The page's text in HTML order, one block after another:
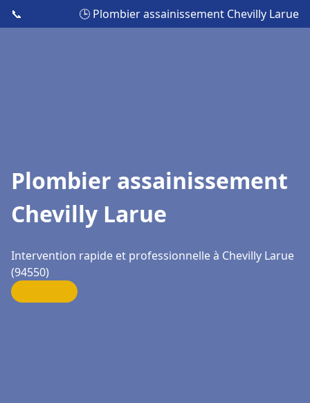
📞 🕒 Plombier assainissement Chevilly Larue
Plombier assainissement
Chevilly Larue
Intervention rapide et professionnelle à Chevilly Larue
(94550)